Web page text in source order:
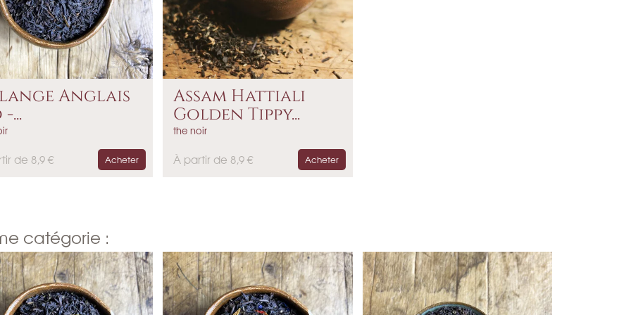
Anglais
...
de 8,9 € Acheter
Assam Hattiali
Golden Tippy...
the noir
P
À partir de 8,9 € Acheter
catégorie :